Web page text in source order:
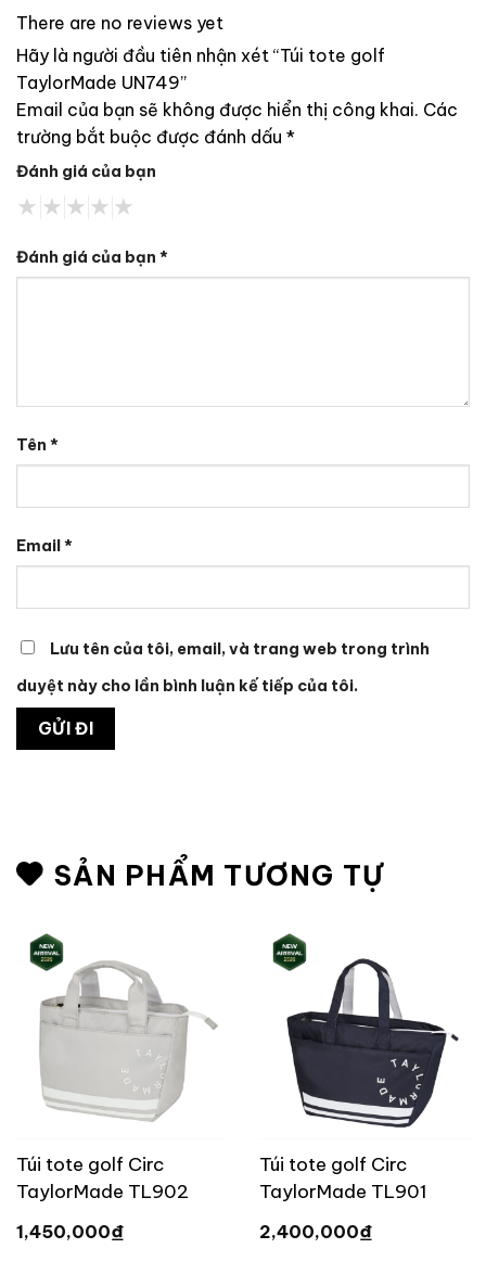
There are no reviews yet
Hãy là người đầu tiên nhận xét “Túi tote golf
TaylorMade UN749”
Email của bạn sẽ không được hiển thị công khai. Các
trường bắt buộc được đánh dấu *
Đánh giá của bạn
Đánh giá của bạn *
Tên *
Email*
Lưu tên của tôi, email, và trang web trong trình
duyệt này cho lần bình luận kế tiếp của tôi.
SẢN PHẨM TƯƠNG TỰ
Túi tote golf Circ
TaylorMade TL902
1,450,000₫
Túi tote golf Circ
TaylorMade TL901
2,400,000₫